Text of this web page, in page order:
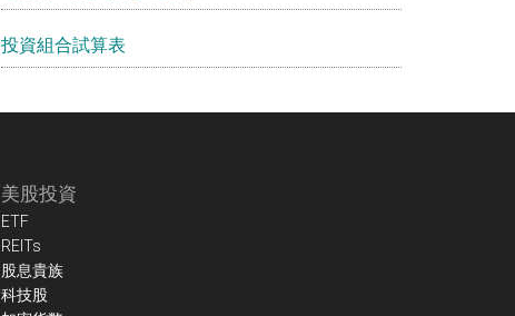
投資組合試算表
美股投資
ETF
REITs
股息貴族
科技股